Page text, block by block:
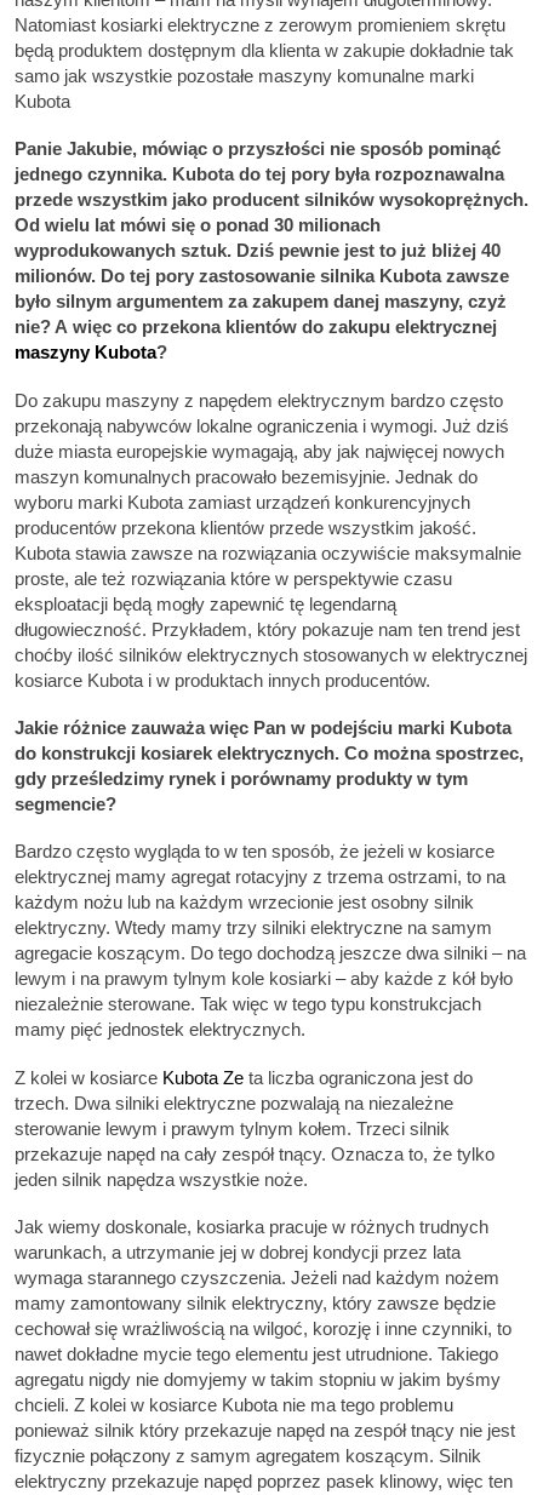
Natomiast kosiarki elektryczne z zerowym promieniem skrętu
będą produktem dostępnym dla klienta w zakupie dokładnie tak
samo jak wszystkie pozostałe maszyny komunalne marki
Kubota
Panie Jakubie, mówiąc o przyszłości nie sposób pominąć
jednego czynnika. Kubota do tej pory była rozpoznawalna
przede wszystkim jako producent silników wysokoprężnych.
Od wielu lat mówi się o ponad 30 milionach
wyprodukowanych sztuk. Dziś pewnie jest to już bliżej 40
milionów. Do tej pory zastosowanie silnika Kubota zawsze
było silnym argumentem za zakupem danej maszyny, czyż
nie? A więc co przekona klientów do zakupu elektrycznej
maszyny Kubota?
Do zakupu maszyny z napędem elektrycznym bardzo często
przekonają nabywców lokalne ograniczenia i wymogi. Już dziś
duże miasta europejskie wymagają, aby jak najwięcej nowych
maszyn komunalnych pracowało bezemisyjnie. Jednak do
wyboru marki Kubota zamiast urządzeń konkurencyjnych
producentów przekona klientów przede wszystkim jakość.
Kubota stawia zawsze na rozwiązania oczywiście maksymalnie
proste, ale też rozwiązania które w perspektywie czasu
eksploatacji będą mogły zapewnić tę legendarną
długowieczność. Przykładem, który pokazuje nam ten trend jest
choćby ilość silników elektrycznych stosowanych w elektrycznej
kosiarce Kubota i w produktach innych producentów.
Jakie różnice zauważa więc Pan w podejściu marki Kubota
do konstrukcji kosiarek elektrycznych. Co można spostrzec,
gdy prześledzimy rynek i porównamy produkty w tym
segmencie?
Bardzo często wygląda to w ten sposób, że jeżeli w kosiarce
elektrycznej mamy agregat rotacyjny z trzema ostrzami, to na
każdym nożu lub na każdym wrzecionie jest osobny silnik
elektryczny. Wtedy mamy trzy silniki elektryczne na samym
agregacie koszącym. Do tego dochodzą jeszcze dwa silniki – na
lewym i na prawym tylnym kole kosiarki – aby każde z kół było
niezależnie sterowane. Tak więc w tego typu konstrukcjach
mamy pięć jednostek elektrycznych.
Z kolei w kosiarce Kubota Ze ta liczba ograniczona jest do
trzech. Dwa silniki elektryczne pozwalają na niezależne
sterowanie lewym i prawym tylnym kołem. Trzeci silnik
przekazuje napęd na cały zespół tnący. Oznacza to, że tylko
jeden silnik napędza wszystkie noże.
Jak wiemy doskonale, kosiarka pracuje w różnych trudnych
warunkach, a utrzymanie jej w dobrej kondycji przez lata
wymaga starannego czyszczenia. Jeżeli nad każdym nożem
mamy zamontowany silnik elektryczny, który zawsze będzie
cechował się wrażliwością na wilgoć, korozję i inne czynniki, to
nawet dokładne mycie tego elementu jest utrudnione. Takiego
agregatu nigdy nie domyjemy w takim stopniu w jakim byśmy
chcieli. Z kolei w kosiarce Kubota nie ma tego problemu
ponieważ silnik który przekazuje napęd na zespół tnący nie jest
fizycznie połączony z samym agregatem koszącym. Silnik
elektryczny przekazuje napęd poprzez pasek klinowy, więc ten